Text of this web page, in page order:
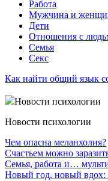
Работа
Мужчина и
Дети
Отношения с
Семья
Секс
Как найти общий язык
Новости психологии
Новости психологии
Чем опасна меланхолия?
Счастьем можно
Семья, работа и…
Новый год, новый вдох: